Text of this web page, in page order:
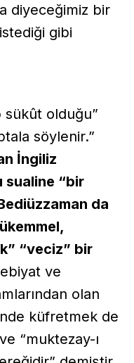
diyeceğimiz bir
gibi
sükût olduğu”
söylenir.”
İngiliz
sualine “bir
da
“veciz” bir
ve
olan
küfretmek de
“muktezay-ı